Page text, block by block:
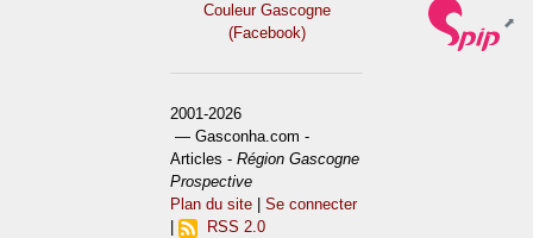
Couleur Gascogne
(Facebook)
2001-2026
— Gasconha.com -
Articles -Région Gascogne
Prospective
Plan du site |Se connecter
|
RSS 2.0